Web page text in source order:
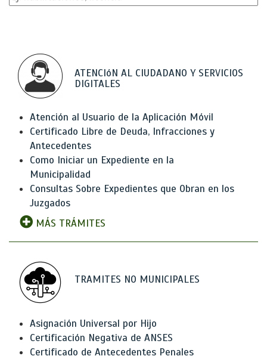
ATENCIóN AL CIUDADANO Y SERVICIOS
DIGITALES
Atención al Usuario de la Aplicación Móvil
Certificado Libre de Deuda, Infracciones y
Antecedentes
Como Iniciar un Expediente en la
Municipalidad
Consultas Sobre Expedientes que Obran en los
Juzgados
MÁS TRÁMITES
TRAMITES NO MUNICIPALES
Asignación Universal por Hijo
Certificación Negativa de ANSES
Certificado de Antecedentes Penales